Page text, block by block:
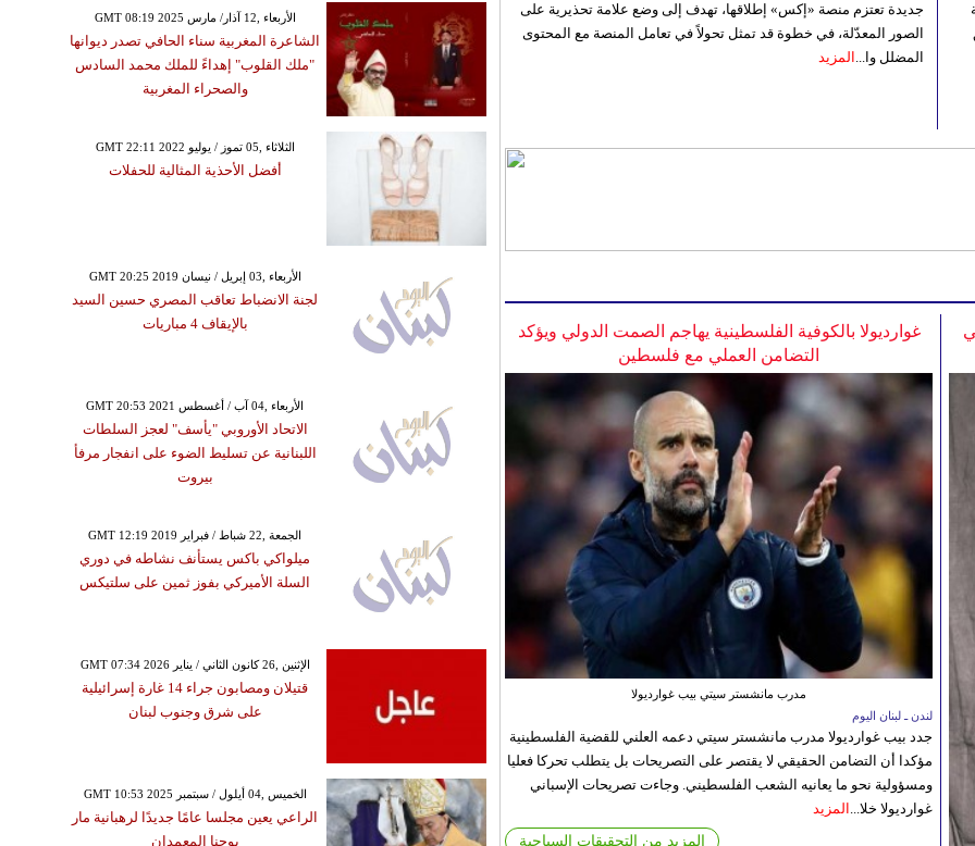
جديدة تعتزم منصة «إكس» إطلاقها، تهدف إلى وضع علامة تحذيرية على
الصور المعدّلة، في خطوة قد تمثل تحولاً في تعامل المنصة مع المحتوى
المضلل وا... المزيد
غوارديولا بالكوفية الفلسطينية يهاجم الصمت الدولي ويؤكد
التضامن العملي مع فلسطين
مدرب مانشستر سيتي بيب غوارديولا
لندن ـ لبنان اليوم
جدد بيب غوارديولا مدرب مانشستر سيتي دعمه العلني للقضية الفلسطينية
مؤكدا أن التضامن الحقيقي لا يقتصر على التصريحات بل يتطلب تحركا فعليا
ومسؤولية نحو ما يعانيه الشعب الفلسطيني. وجاءت تصريحات الإسباني
غوارديولا خلا... المزيد
المزيد من التحقيقات السياحية
GMT 08:19 2025 الأربعاء ,12 آذار/ مارس
الشاعرة المغربية سناء الحافي تصدر ديوانها
"ملك القلوب" إهداءً للملك محمد السادس
والصحراء المغربية
GMT 22:11 2022 الثلاثاء ,05 تموز / يوليو
أفضل الأحذية المثالية للحفلات
GMT 20:25 2019 الأربعاء ,03 إبريل / نيسان
لجنة الانضباط تعاقب المصري حسين السيد
بالإيقاف 4 مباريات
GMT 20:53 2021 الأربعاء ,04 آب / أغسطس
الاتحاد الأوروبي "يأسف" لعجز السلطات
اللبنانية عن تسليط الضوء على انفجار مرفأ
بيروت
GMT 12:19 2019 الجمعة ,22 شباط / فبراير
ميلواكي باكس يستأنف نشاطه في دوري
السلة الأميركي بفوز ثمين على سلتيكس
GMT 07:34 2026 الإثنين ,26 كانون الثاني / يناير
قتيلان ومصابون جراء 14 غارة إسرائيلية
على شرق وجنوب لبنان
GMT 10:53 2025 الخميس ,04 أيلول / سبتمبر
الراعي يعين مجلسا عامًا جديدًا لرهبانية مار
يوحنا المعمدان